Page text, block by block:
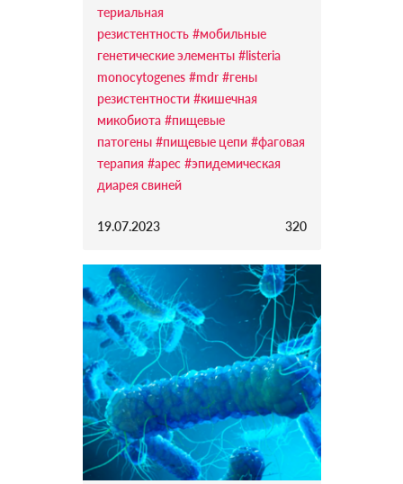
териальная
резистентность #мобильные
генетические элементы #listeria
monocytogenes #mdr #гены
резистентности #кишечная
микобиота #пищевые
патогены #пищевые цепи #фаговая
терапия #apec #эпидемическая
диарея свиней
19.07.2023 320